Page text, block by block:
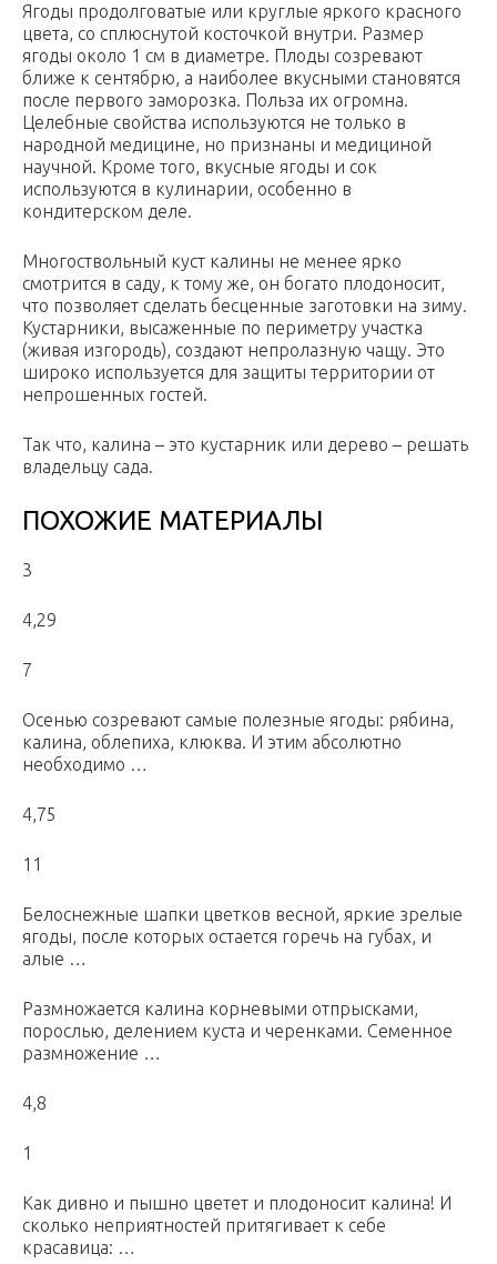
Ягоды продолговатые или круглые яркого красного
цвета, со сплюснутой косточкой внутри. Размер
ягоды около 1 см в диаметре. Плоды созревают
ближе к сентябрю, а наиболее вкусными становятся
после первого заморозка. Польза их огромна.
Целебные свойства используются не только в
народной медицине, но признаны и медициной
научной. Кроме того, вкусные ягоды и сок
используются в кулинарии, особенно в
кондитерском деле.
Многоствольный куст калины не менее ярко
смотрится в саду, к тому же, он богато плодоносит,
что позволяет сделать бесценные заготовки на зиму.
Кустарники, высаженные по периметру участка
(живая изгородь), создают непролазную чащу. Это
широко используется для защиты территории от
непрошенных гостей.
Так что, калина – это кустарник или дерево – решать
владельцу сада.
ПОХОЖИЕ МАТЕРИАЛЫ
3
4,29
7
Осенью созревают самые полезные ягоды: рябина,
калина, облепиха, клюква. И этим абсолютно
необходимо …
4,75
11
Белоснежные шапки цветков весной, яркие зрелые
ягоды, после которых остается горечь на губах, и
алые …
Размножается калина корневыми отпрысками,
порослью, делением куста и черенками. Семенное
размножение …
4,8
1
Как дивно и пышно цветет и плодоносит калина! И
сколько неприятностей притягивает к себе
красавица: …